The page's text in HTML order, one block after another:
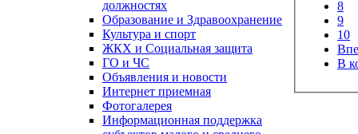
должностях
Образование и Здравоохранение
Культура и спорт
ЖКХ и Социальная защита
ГО и ЧС
Объявления и новости
Интернет приемная
Фотогалерея
Информационная поддержка
8
9
10
В